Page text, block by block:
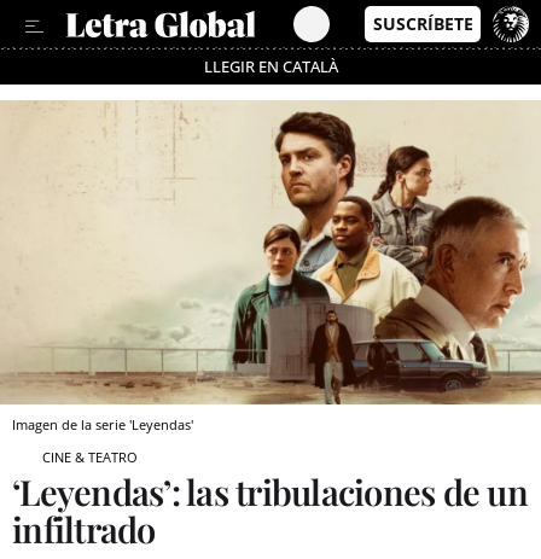
LLEGIR EN CATALÀ
Pásate al MODO AHORRO
Imagen de la serie 'Leyendas'
CINE & TEATRO
‘Leyendas’: las tribulaciones de un
infiltrado